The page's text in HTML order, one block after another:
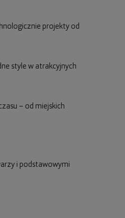
projekty od
style w atrakcyjnych
– od miejskich
i podstawowymi